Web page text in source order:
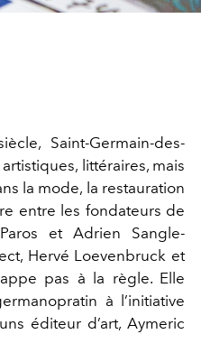
Saint-Germain-des-
littéraires, mais
la mode, la restauration
entre les fondateurs de
et Adrien Sangle-
Hervé Loevenbruck et
pas à la règle. Elle
à l’initiative
éditeur d’art, Aymeric